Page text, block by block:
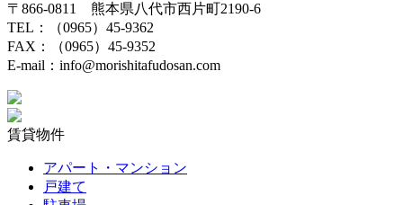
〒866-0811 熊本県八代市西片町2190-6
TEL：（0965）45-9362
FAX：（0965）45-9352
E-mail：info@morishitafudosan.com
賃貸物件
アパート・マンション
戸建て